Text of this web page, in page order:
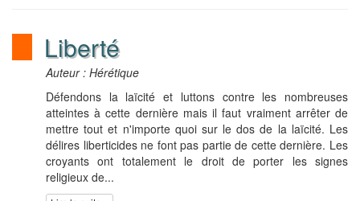
Liberté
Auteur : Hérétique
Défendons la laïcité et luttons contre les nombreuses
atteintes à cette dernière mais il faut vraiment arrêter de
mettre tout et n'importe quoi sur le dos de la laïcité. Les
délires liberticides ne font pas partie de cette dernière. Les
croyants ont totalement le droit de porter les signes
religieux de...